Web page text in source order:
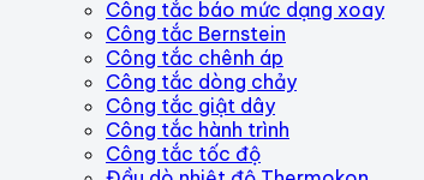
Công tắc báo mức dạng xoay
Công tắc Bernstein
Công tắc chênh áp
Công tắc dòng chảy
Công tắc giật dây
Công tắc hành trình
Công tắc tốc độ